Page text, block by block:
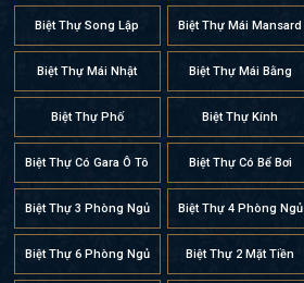
Biệt Thự Song Lập Biệt Thự Mái Mansard
Biệt Thự Mái Nhật Biệt Thự Mái Bằng
Biệt Thự Phố Biệt Thự Kính
Biệt Thự Có Gara Ô Tô Biệt Thự Có Bể Bơi
Biệt Thự 3 Phòng Ngủ Biệt Thự 4 Phòng Ngủ
Biệt Thự 6 Phòng Ngủ Biệt Thự 2 Mặt Tiền